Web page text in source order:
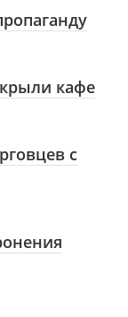
кафе
с